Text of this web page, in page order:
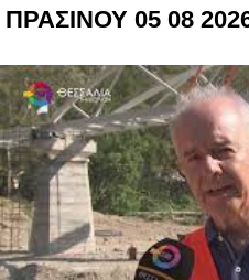
ΠΡΑΣΙΝΟΥ 05 08